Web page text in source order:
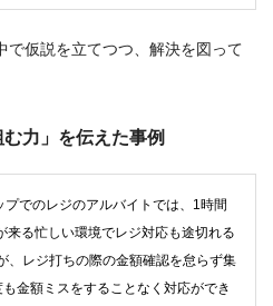
仮説を立てつつ、解決を図って
む力」を伝えた事例
でのレジのアルバイトでは、1時間
る忙しい環境でレジ対応も途切れる
、レジ打ちの際の金額確認を怠らず集
金額ミスをすることなく対応ができ